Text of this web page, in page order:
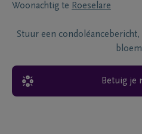
Woonachtig te Roeselare
Stuur een condoléancebericht,
Betuig je